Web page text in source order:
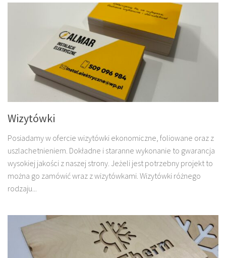
Wizytówki
Posiadamy w ofercie wizytówki ekonomiczne, foliowane oraz z
uszlachetnieniem. Dokładne i staranne wykonanie to gwarancja
wysokiej jakości z naszej strony. Jeżeli jest potrzebny projekt to
można go zamówić wraz z wizytówkami. Wizytówki różnego
rodzaju...